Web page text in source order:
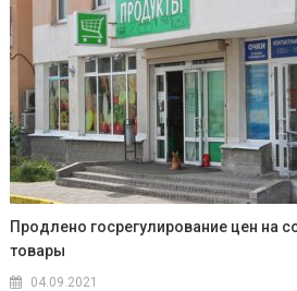
Продлено госрегулирование цен на
товары
04.09.2021